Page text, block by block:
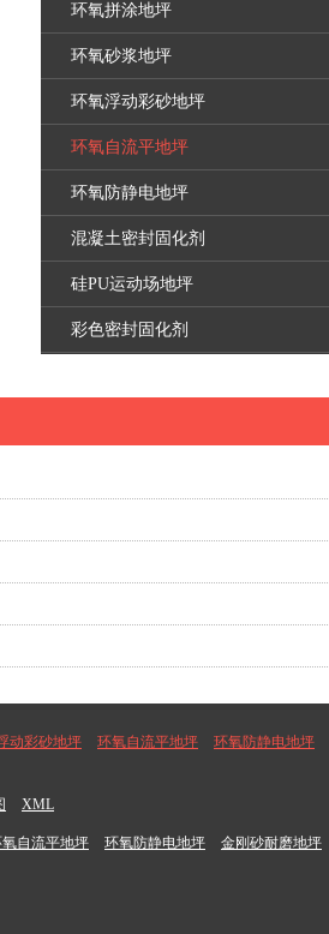
环氧拼涂地坪
环氧砂浆地坪
环氧浮动彩砂地坪
环氧自流平地坪
环氧防静电地坪
混凝土密封固化剂
硅PU运动场地坪
彩色密封固化剂
动彩砂地坪 环氧自流平地坪 环氧防静电地坪
XML
自流平地坪 环氧防静电地坪 金刚砂耐磨地坪